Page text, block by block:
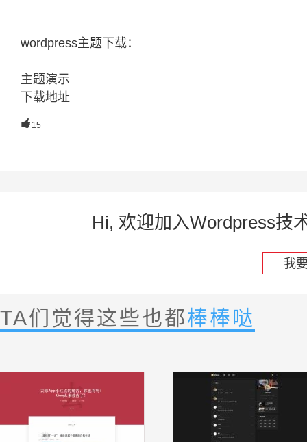
wordpress主题下载：
主题演示
下载地址
 15
Hi, 欢迎加入Wordpress技
我
TA们觉得这些也都棒棒哒